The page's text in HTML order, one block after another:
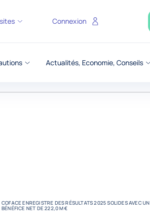
Actualités, Economie, Conseils
Connexion
COFACE ENREGISTRE DES RÉSULTATS 2025 SOLIDES AVEC UN
BÉNÉFICE NET DE 222,0 M€